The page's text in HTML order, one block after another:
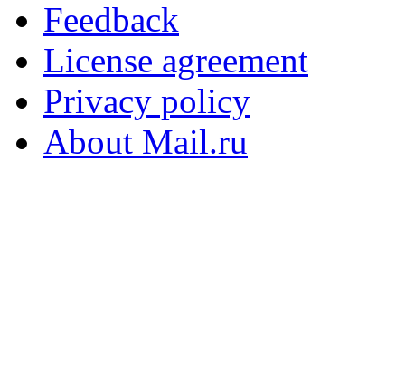
Feedback
License agreement
Privacy policy
About Mail.ru